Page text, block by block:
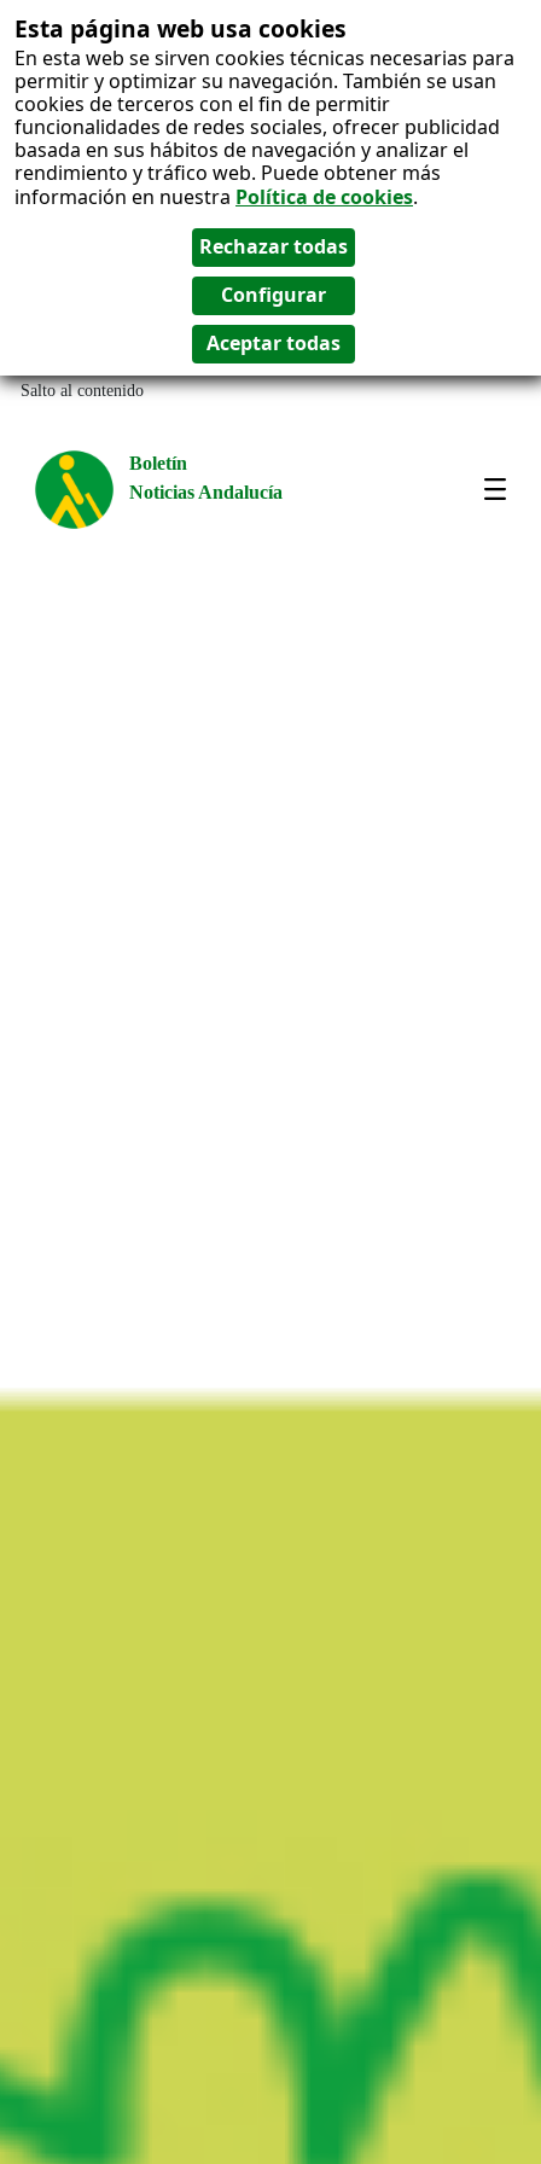
Esta página web usa cookies
En esta web se sirven cookies técnicas necesarias para
permitir y optimizar su navegación. También se usan
cookies de terceros con el fin de permitir
funcionalidades de redes sociales, ofrecer publicidad
basada en sus hábitos de navegación y analizar el
rendimiento y tráfico web. Puede obtener más
información en nuestra Política de cookies.
Salto al contenido
Boletín
Noticias Andalucía